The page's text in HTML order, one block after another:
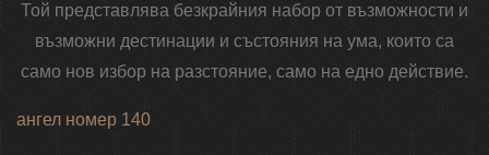
Той представлява безкрайния набор от възможности и
възможни дестинации и състояния на ума, които са
само нов избор на разстояние, само на едно действие.
ангел номер 140